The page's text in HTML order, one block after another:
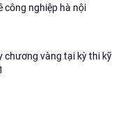
công nghiệp hà nội
chương vàng tại kỳ thi kỹ